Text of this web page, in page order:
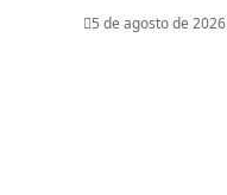
5 de agosto de 2026